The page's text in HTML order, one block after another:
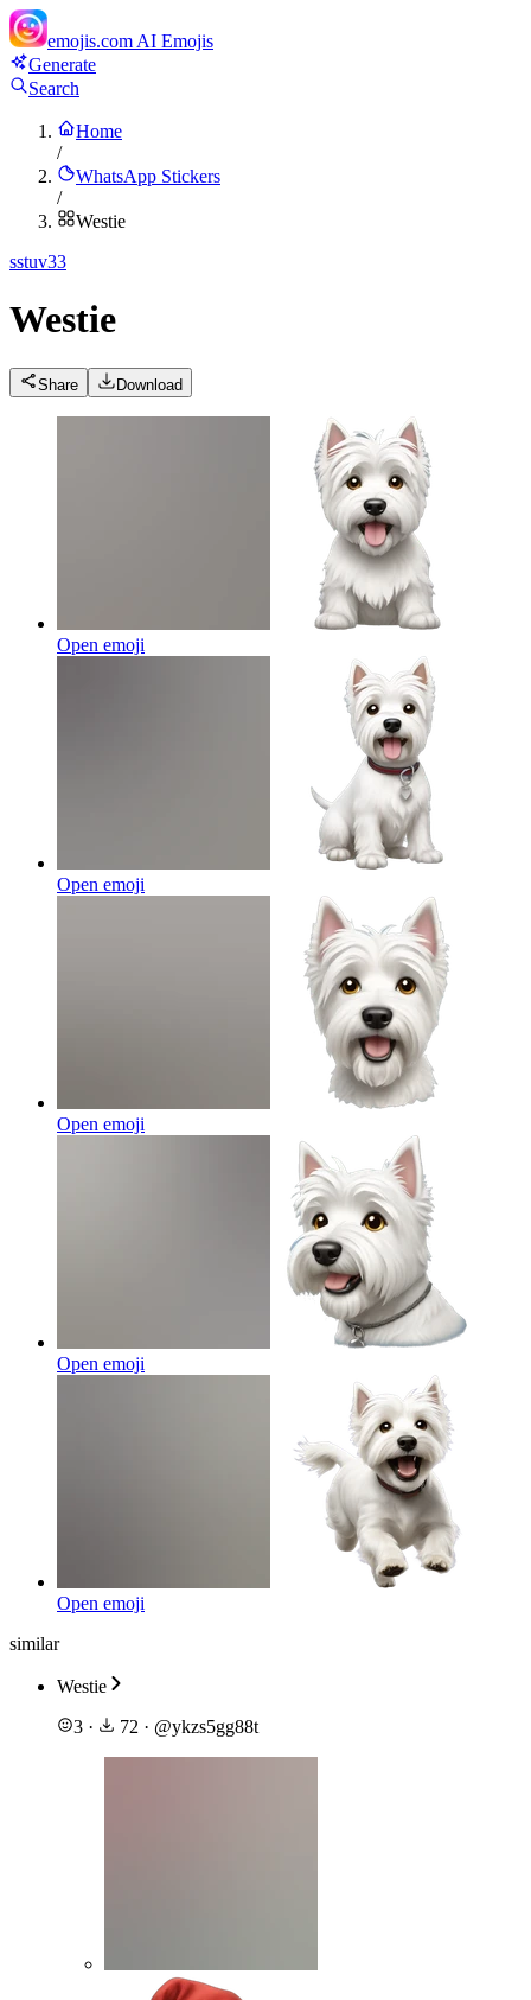
emojis.com AI Emojis
Generate
Search
Home
/
WhatsApp Stickers
/
Westie
sstuv33
Westie
Share Download
Open emoji
Open emoji
Open emoji
Open emoji
Open emoji
similar
Westie
3 · 72 · @ykzs5gg88t